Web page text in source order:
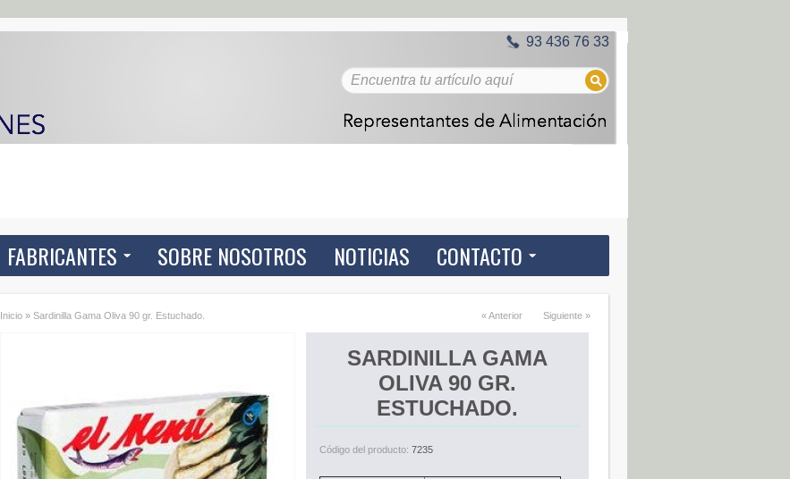
93 436 76 33
FABRICANTES SOBRE NOSOTROS NOTICIAS CONTACTO
Inicio » Sardinilla Gama Oliva 90 gr. Estuchado. « Anterior Siguiente »
SARDINILLA GAMA
OLIVA 90 GR.
ESTUCHADO.
Código del producto: 7235